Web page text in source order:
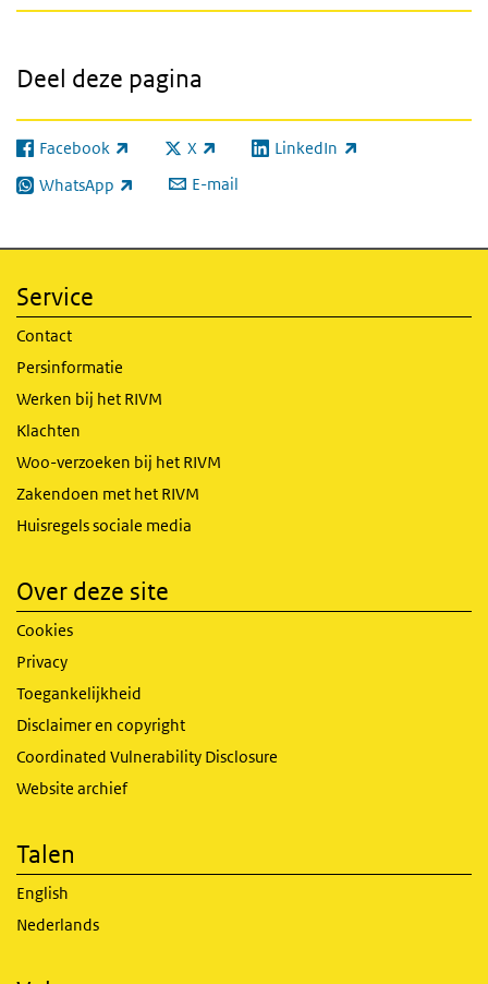
Deel deze pagina
Facebook
(externe link) X
(externe link) LinkedIn
(externe link)
WhatsApp
(externe link) E-mail
Service
Contact
Persinformatie
Werken bij het RIVM
Klachten
Woo-verzoeken bij het RIVM
Zakendoen met het RIVM
Huisregels sociale media
Over deze site
Cookies
Privacy
Toegankelijkheid
Disclaimer en copyright
Coordinated Vulnerability Disclosure
Website archief
Talen
English
Nederlands